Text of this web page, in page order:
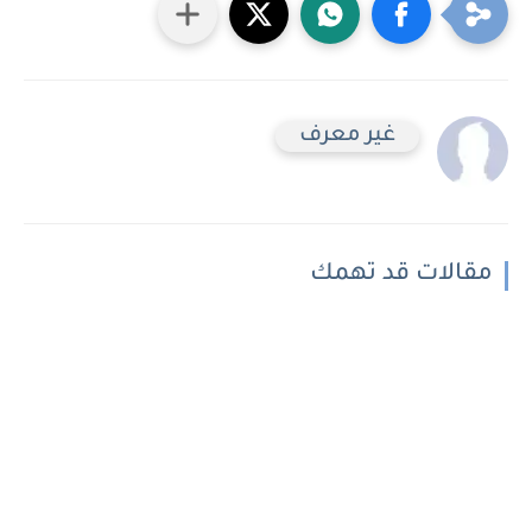
غير معرف
مقالات قد تهمك